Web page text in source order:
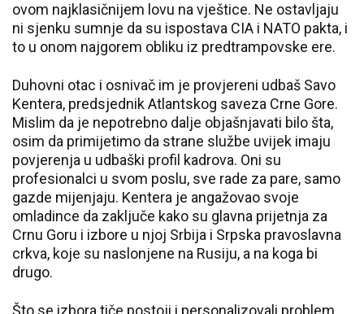
ovom najklasičnijem lovu na vještice. Ne ostavljaju
ni sjenku sumnje da su ispostava CIA i NATO pakta, i
to u onom najgorem obliku iz predtrampovske ere.
Duhovni otac i osnivač im je provjereni udbaš Savo
Kentera, predsjednik Atlantskog saveza Crne Gore.
Mislim da je nepotrebno dalje objašnjavati bilo šta,
osim da primijetimo da strane službe uvijek imaju
povjerenja u udbaški profil kadrova. Oni su
profesionalci u svom poslu, sve rade za pare, samo
gazde mijenjaju. Kentera je angažovao svoje
omladince da zaključe kako su glavna prijetnja za
Crnu Goru i izbore u njoj Srbija i Srpska pravoslavna
crkva, koje su naslonjene na Rusiju, a na koga bi
drugo.
Što se izbora tiče postoji i personalizovali problem.